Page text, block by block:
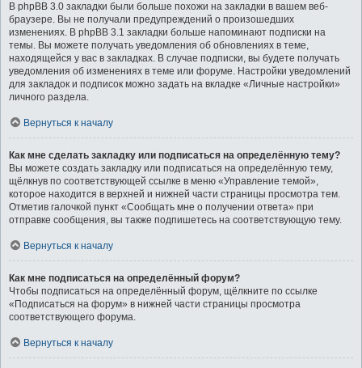
В phpBB 3.0 закладки были больше похожи на закладки в вашем веб-
браузере. Вы не получали предупреждений о произошедших
изменениях. В phpBB 3.1 закладки больше напоминают подписки на
темы. Вы можете получать уведомления об обновлениях в теме,
находящейся у вас в закладках. В случае подписки, вы будете получать
уведомления об изменениях в теме или форуме. Настройки уведомлений
для закладок и подписок можно задать на вкладке «Личные настройки»
личного раздела.
Вернуться к началу
Как мне сделать закладку или подписаться на определённую тему?
Вы можете создать закладку или подписаться на определённую тему,
щёлкнув по соответствующей ссылке в меню «Управление темой»,
которое находится в верхней и нижней части страницы просмотра тем.
Отметив галочкой пункт «Сообщать мне о получении ответа» при
отправке сообщения, вы также подпишетесь на соответствующую тему.
Вернуться к началу
Как мне подписаться на определённый форум?
Чтобы подписаться на определённый форум, щёлкните по ссылке
«Подписаться на форум» в нижней части страницы просмотра
соответствующего форума.
Вернуться к началу